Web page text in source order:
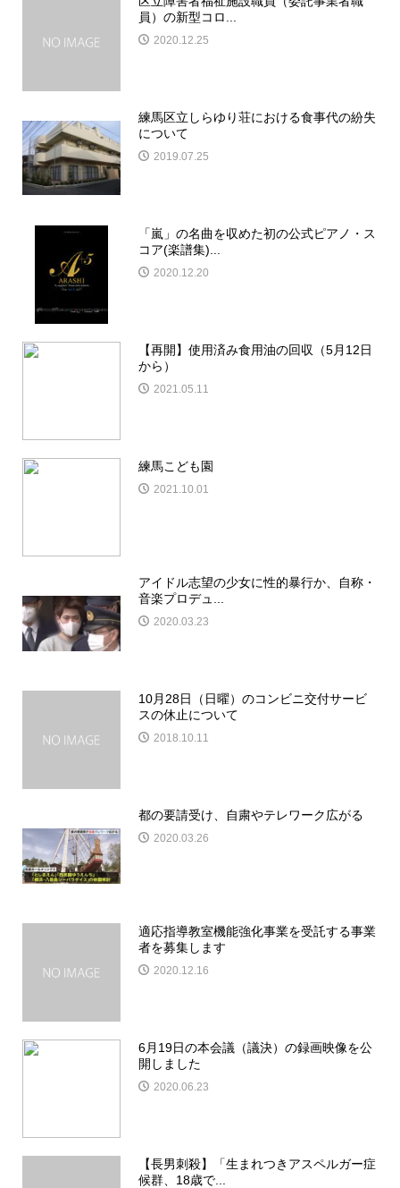
員）の新型コロ...
2020.12.25
練馬区立しらゆり荘における食事代の紛失
について
2019.07.25
「嵐」の名曲を収めた初の公式ピアノ・ス
コア(楽譜集)...
2020.12.20
【再開】使用済み食用油の回収（5月12日
から）
2021.05.11
練馬こども園
2021.10.01
アイドル志望の少女に性的暴行か、自称・
音楽プロデュ...
2020.03.23
10月28日（日曜）のコンビニ交付サービ
スの休止について
2018.10.11
都の要請受け、自粛やテレワーク広がる
2020.03.26
適応指導教室機能強化事業を受託する事業
者を募集します
2020.12.16
6月19日の本会議（議決）の録画映像を公
開しました
2020.06.23
【長男刺殺】「生まれつきアスペルガー症
候群、18歳で...